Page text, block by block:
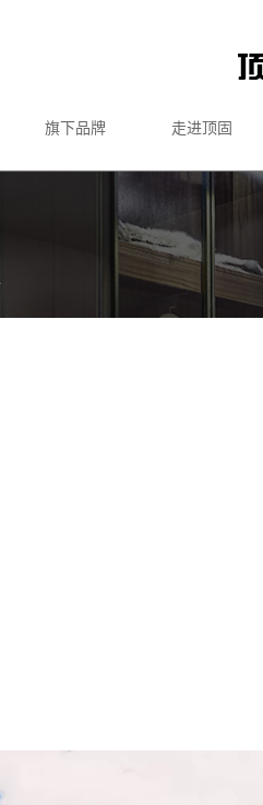
旗下品牌 走进顶固